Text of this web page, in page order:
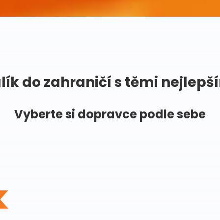
do zahraničí s těmi
Vyberte si dopravce podle sebe